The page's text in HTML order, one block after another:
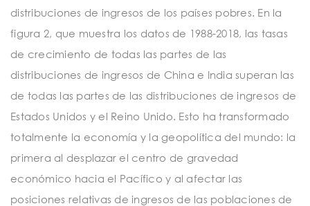
distribuciones de ingresos de los países pobres. En la
figura 2, que muestra los datos de 1988-2018, las tasas
de crecimiento de todas las partes de las
distribuciones de ingresos de China e India superan las
de todas las partes de las distribuciones de ingresos de
Estados Unidos y el Reino Unido. Esto ha transformado
totalmente la economía y la geopolítica del mundo: la
primera al desplazar el centro de gravedad
económico hacia el Pacífico y al afectar las
posiciones relativas de ingresos de las poblaciones de